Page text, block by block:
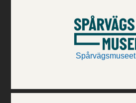
Spårvägsmuseet